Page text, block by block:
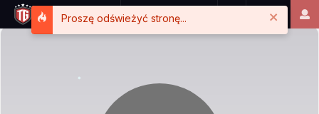
Proszę odświeżyć stronę... Close